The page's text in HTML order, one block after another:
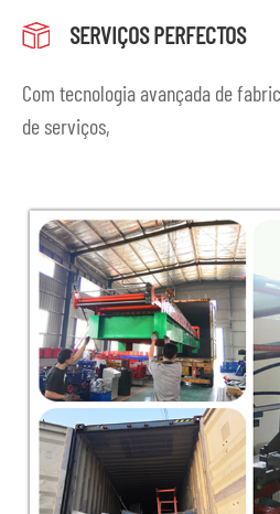
SERVIÇOS PERFECTOS
Com tecnologia avançada de
de serviços,